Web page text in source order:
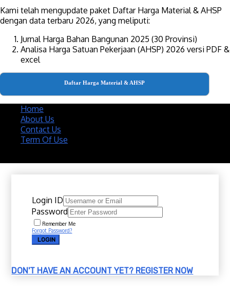
Kami telah mengupdate paket Daftar Harga Material & AHSP
dengan data terbaru 2026, yang meliputi:
Jurnal Harga Bahan Bangunan 2025 (30 Provinsi)
Analisa Harga Satuan Pekerjaan (AHSP) 2026 versi PDF &
excel
Daftar Harga Material & AHSP
Home
About Us
Contact Us
Term Of Use
Login ID
Password
Remember Me
Forgot Password?
LOGIN
DON'T HAVE AN ACCOUNT YET? REGISTER NOW